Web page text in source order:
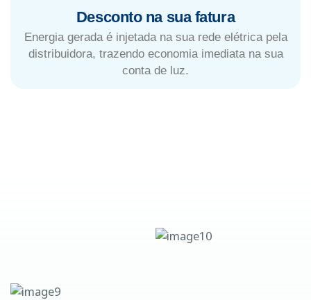
Desconto na sua fatura
Energia gerada é injetada na sua rede elétrica pela
distribuidora, trazendo economia imediata na sua
conta de luz.